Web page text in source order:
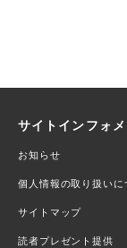
サイトインフォ
お知らせ
個人情報の取り扱いに
サイトマップ
読者プレゼント提供